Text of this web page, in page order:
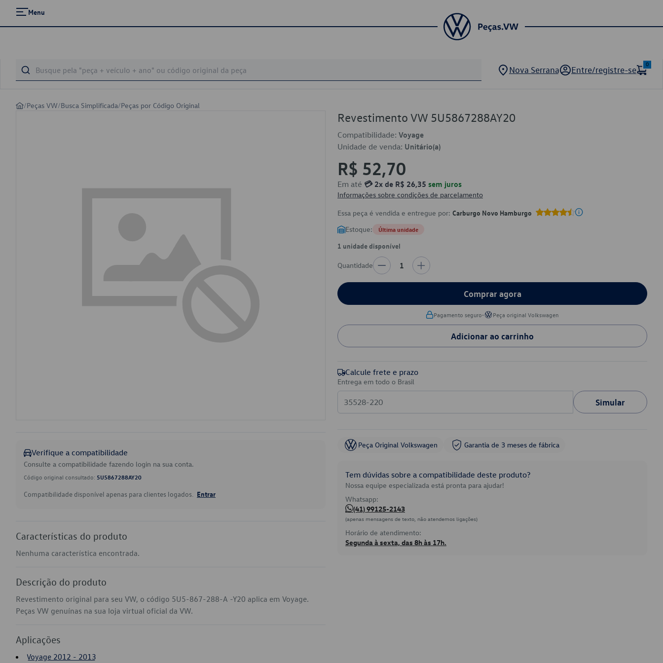
Menu
Nova Serrana Entre/registre-se
0
/Peças VW/Busca Simplificada/Peças por Código Original
Verifique a compatibilidade
Consulte a compatibilidade fazendo login na sua conta.
Código original consultado: 5U5867288AY20
Compatibilidade disponível apenas para clientes logados. Entrar
Características do produto
Nenhuma característica encontrada.
Descrição do produto
Revestimento original para seu VW, o código 5U5-867-288-A -Y20 aplica em Voyage.
Peças VW genuínas na sua loja virtual oficial da VW.
Aplicações
Voyage 2012 - 2013
Revestimento VW 5U5867288AY20
Compatibilidade: Voyage
Unidade de venda: Unitário(a)
R$ 52,70
Em até 💳 2x de R$ 26,35 sem juros
Informações sobre condições de parcelamento
Essa peça é vendida e entregue por: Carburgo Novo Hamburgo
Estoque: Última unidade
1 unidade disponível
Quantidade 1
Comprar agora
Pagamento seguro• Peça original Volkswagen
Adicionar ao carrinho
Calcule frete e prazo
Entrega em todo o Brasil
Simular
Peça Original Volkswagen Garantia de 3 meses de fábrica
Tem dúvidas sobre a compatibilidade deste produto?
Nossa equipe especializada está pronta para ajudar!
Whatsapp:
(41) 99125-2143
(apenas mensagens de texto, não atendemos ligações)
Horário de atendimento:
Segunda à sexta, das 8h às 17h.